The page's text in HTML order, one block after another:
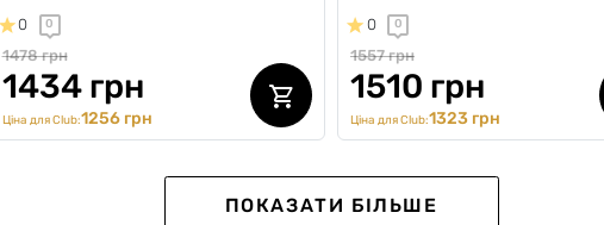
0 0
1478 грн
1434 грн
Ціна для Club:1256 грн
0 0
1557 грн
1510 грн
Ціна для Club:1323 грн
FIRST ORDER
ПОКАЗАТИ БІЛЬШЕ